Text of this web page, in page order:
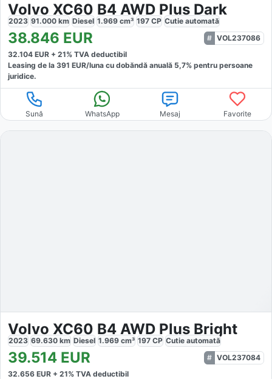
Volvo XC60 B4 AWD Plus Dark
2023 91.000 km Diesel 1.969 cm³ 197 CP Cutie automată
38.846 EUR
VOL237086
32.104 EUR + 21% TVA deductibil
Leasing de la 391 EUR/luna cu dobăndă anuală 5,7% pentru persoane
juridice.
Sună WhatsApp Mesaj Favorite
Volvo XC60 B4 AWD Plus Bright
2023 69.630 km Diesel 1.969 cm³ 197 CP Cutie automată
39.514 EUR
VOL237084
32.656 EUR + 21% TVA deductibil